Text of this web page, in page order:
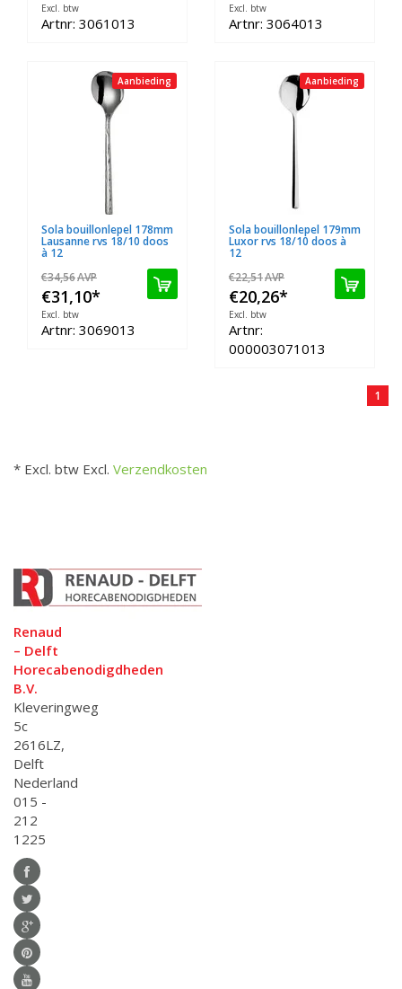
Excl. btw
Artnr: 3061013
Excl. btw
Artnr: 3064013
Aanbieding
Sola bouillonlepel 178mm
Lausanne rvs 18/10 doos
à 12
€34,56AVP
€31,10*
Excl. btw
Artnr: 3069013
Aanbieding
Sola bouillonlepel 179mm
Luxor rvs 18/10 doos à
12
€22,51AVP
€20,26*
Excl. btw
Artnr:
000003071013
1
* Excl. btw Excl. Verzendkosten
Renaud
– Delft
Horecabenodigdheden
B.V.
Kleveringweg
5c
2616LZ,
Delft
Nederland
015 -
212
1225